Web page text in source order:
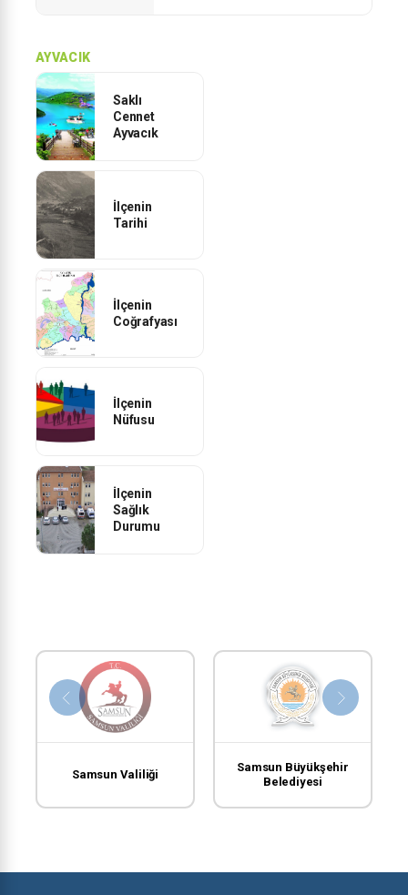
AYVACIK
Saklı
Cennet
Ayvacık
İlçenin
Tarihi
İlçenin
Coğrafyası
İlçenin
Nüfusu
İlçenin
Sağlık
Durumu
Samsun Valiliği
Samsun Büyükşehir
Belediyesi